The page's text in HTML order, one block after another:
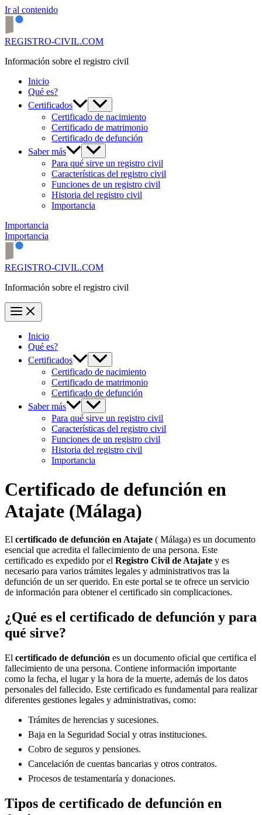
Ir al contenido
REGISTRO-CIVIL.COM
Información sobre el registro civil
Inicio
Qué es?
Certificados
Certificado de nacimiento
Certificado de matrimonio
Certificado de defunción
Saber más
Para qué sirve un registro civil
Características del registro civil
Funciones de un registro civil
Historia del registro civil
Importancia
Importancia
Importancia
REGISTRO-CIVIL.COM
Información sobre el registro civil
Inicio
Qué es?
Certificados
Certificado de nacimiento
Certificado de matrimonio
Certificado de defunción
Saber más
Para qué sirve un registro civil
Características del registro civil
Funciones de un registro civil
Historia del registro civil
Importancia
Certificado de defunción en
Atajate (Málaga)
El certificado de defunción en Atajate ( Málaga) es un documento
esencial que acredita el fallecimiento de una persona. Este
certificado es expedido por el Registro Civil de Atajate y es
necesario para varios trámites legales y administrativos tras la
defunción de un ser querido. En este portal se te ofrece un servicio
de información para obtener el certificado sin complicaciones.
¿Qué es el certificado de defunción y para
qué sirve?
El certificado de defunción es un documento oficial que certifica el
fallecimiento de una persona. Contiene información importante
como la fecha, el lugar y la hora de la muerte, además de los datos
personales del fallecido. Este certificado es fundamental para realizar
diferentes gestiones legales y administrativas, como:
Trámites de herencias y sucesiones.
Baja en la Seguridad Social y otras instituciones.
Cobro de seguros y pensiones.
Cancelación de cuentas bancarias y otros contratos.
Procesos de testamentaría y donaciones.
Tipos de certificado de defunción en